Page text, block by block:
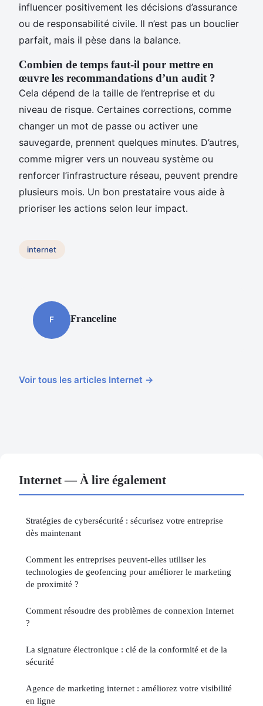
influencer positivement les décisions d’assurance
ou de responsabilité civile. Il n’est pas un bouclier
parfait, mais il pèse dans la balance.
Combien de temps faut-il pour mettre en
œuvre les recommandations d’un audit ?
Cela dépend de la taille de l’entreprise et du
niveau de risque. Certaines corrections, comme
changer un mot de passe ou activer une
sauvegarde, prennent quelques minutes. D’autres,
comme migrer vers un nouveau système ou
renforcer l’infrastructure réseau, peuvent prendre
plusieurs mois. Un bon prestataire vous aide à
prioriser les actions selon leur impact.
internet
F Franceline
Voir tous les articles Internet →
Internet — À lire également
Stratégies de cybersécurité : sécurisez votre entreprise
dès maintenant
Comment les entreprises peuvent-elles utiliser les
technologies de geofencing pour améliorer le marketing
de proximité ?
Comment résoudre des problèmes de connexion Internet
?
La signature électronique : clé de la conformité et de la
sécurité
Agence de marketing internet : améliorez votre visibilité
en ligne